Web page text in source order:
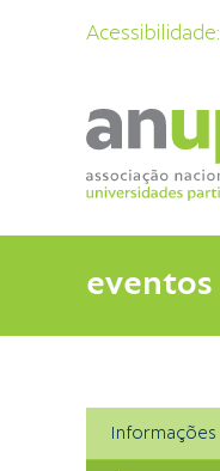
Acessibilidade:
eventos
Informações